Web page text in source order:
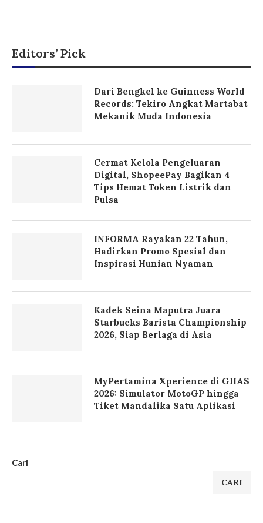
Cari
CARI
Editors’ Pick
Dari Bengkel ke Guinness World
Records: Tekiro Angkat Martabat
Mekanik Muda Indonesia
Cermat Kelola Pengeluaran
Digital, ShopeePay Bagikan 4
Tips Hemat Token Listrik dan
Pulsa
INFORMA Rayakan 22 Tahun,
Hadirkan Promo Spesial dan
Inspirasi Hunian Nyaman
Kadek Seina Maputra Juara
Starbucks Barista Championship
2026, Siap Berlaga di Asia
MyPertamina Xperience di GIIAS
2026: Simulator MotoGP hingga
Tiket Mandalika Satu Aplikasi